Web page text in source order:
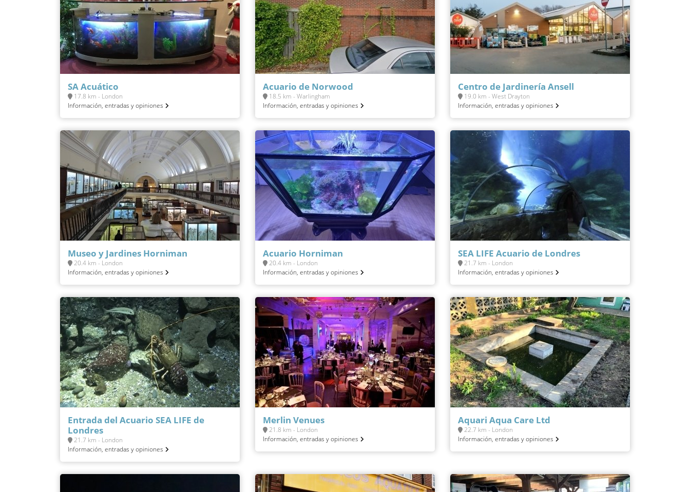
SA Acuático
17.8 km - London
Información, entradas y opiniones
Acuario de Norwood
18.5 km - Warlingham
Información, entradas y opiniones
Centro de Jardinería Ansell
19.0 km - West Drayton
Información, entradas y opiniones
Museo y Jardines Horniman
20.4 km - London
Información, entradas y opiniones
Acuario Horniman
20.4 km - London
Información, entradas y opiniones
SEA LIFE Acuario de Londres
21.7 km - London
Información, entradas y opiniones
Entrada del Acuario SEA LIFE de
Londres
21.7 km - London
Información, entradas y opiniones
Merlin Venues
21.8 km - London
Información, entradas y opiniones
Aquari Aqua Care Ltd
22.7 km - London
Información, entradas y opiniones